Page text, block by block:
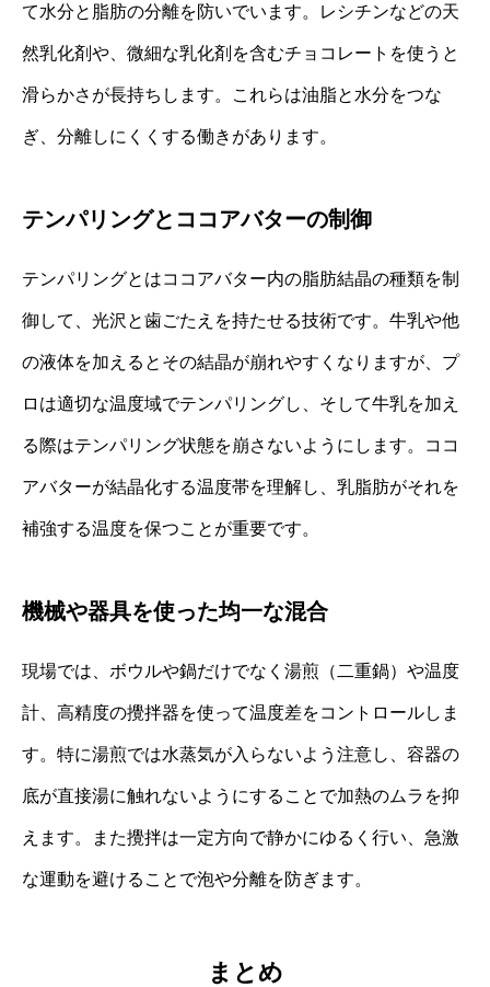
て水分と脂肪の分離を防いでいます。レシチンなどの天
然乳化剤や、微細な乳化剤を含むチョコレートを使うと
滑らかさが長持ちします。これらは油脂と水分をつな
ぎ、分離しにくくする働きがあります。
テンパリングとココアバターの制御
テンパリングとはココアバター内の脂肪結晶の種類を制
御して、光沢と歯ごたえを持たせる技術です。牛乳や他
の液体を加えるとその結晶が崩れやすくなりますが、プ
ロは適切な温度域でテンパリングし、そして牛乳を加え
る際はテンパリング状態を崩さないようにします。ココ
アバターが結晶化する温度帯を理解し、乳脂肪がそれを
補強する温度を保つことが重要です。
機械や器具を使った均一な混合
現場では、ボウルや鍋だけでなく湯煎（二重鍋）や温度
計、高精度の攪拌器を使って温度差をコントロールしま
す。特に湯煎では水蒸気が入らないよう注意し、容器の
底が直接湯に触れないようにすることで加熱のムラを抑
えます。また攪拌は一定方向で静かにゆるく行い、急激
な運動を避けることで泡や分離を防ぎます。
まとめ